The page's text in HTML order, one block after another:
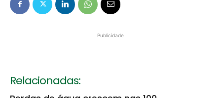
Publicidade
Relacionadas: